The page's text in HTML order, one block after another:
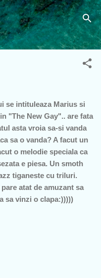
Treceți la conținutul principal
se intituleaza Marius si
"The New Gay".. are fata
asta vroia sa-si vanda
sa o vanda? A facut un
o melodie speciala ca
e piesa. Un smoth
tiganeste cu triluri.
atat de amuzant sa
sa vinzi o clapa:)))))